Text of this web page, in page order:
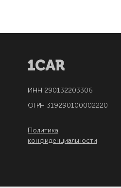
ИНН 290132203306
ОГРН 319290100002220
Политика
конфиденциальности